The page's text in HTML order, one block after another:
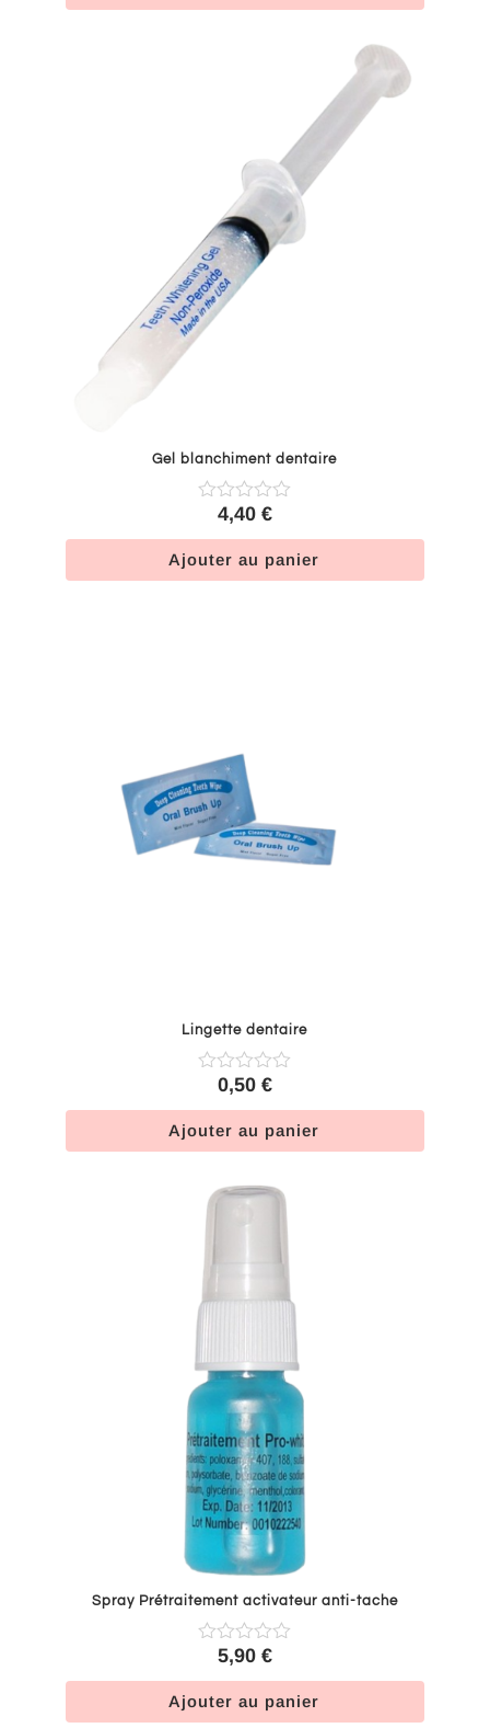
Gel blanchiment dentaire
4,40 €
Ajouter au panier
Lingette dentaire
0,50 €
Ajouter au panier
Spray Prétraitement activateur anti-tache
5,90 €
Ajouter au panier